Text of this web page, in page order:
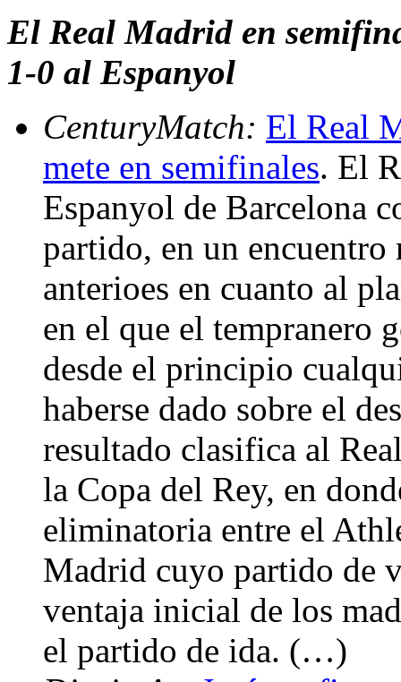
El Real Madrid en
1-0 al Espanyol
CenturyMatch: El Real
mete en semifinales. El
Espanyol de Barcelona
partido, en un
anterioes en cuanto al
en el que el tempranero
desde el principio
haberse dado sobre el
resultado clasifica al
la Copa del Rey, en
eliminatoria entre el
Madrid cuyo partido de
ventaja inicial de los
el partido de ida. (…)